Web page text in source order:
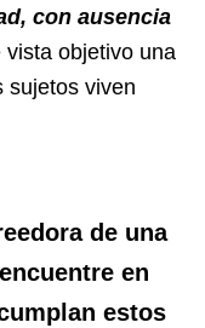
con ausencia
objetivo una
sujetos viven
de una
en
estos